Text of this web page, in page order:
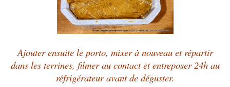
Ajouter ensuite le porto, mixer à nouveau et répartir
dans les terrines, filmer au contact et entreposer 24h au
réfrigérateur avant de déguster.